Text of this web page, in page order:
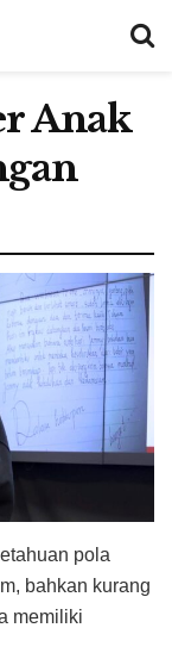
Anak
pola
bahkan kurang
memiliki